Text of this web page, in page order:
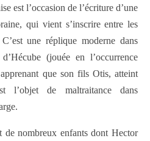
est l’occasion de l’écriture d’une
qui vient s’inscrire entre les
une réplique moderne dans
(jouée en l’occurrence
que son fils Otis, atteint
l’objet de maltraitance dans
de nombreux enfants dont Hector